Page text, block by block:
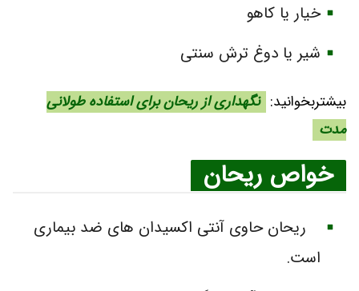
خیار یا کاهو
شیر یا دوغ ترش سنتی
بیشتربخوانید: نگهداری از ریحان برای استفاده طولانی
مدت
خواص ریحان
ریحان حاوی آنتی اکسیدان‌ های ضد بیماری
است.